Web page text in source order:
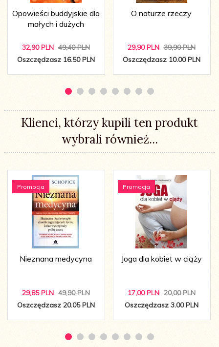
Opowieści buddyjskie dla
małych i dużych
32,90 PLN 49,40 PLN
Oszczędzasz 16.50 PLN
O naturze rzeczy
29,90 PLN 39,90 PLN
Oszczędzasz 10.00 PLN
Klienci, którzy kupili ten produkt
wybrali również...
Promocja
Nieznana medycyna
29,85 PLN 49,90 PLN
Oszczędzasz 20.05 PLN
Promocja
Joga dla kobiet w ciąży
17,00 PLN 20,00 PLN
Oszczędzasz 3.00 PLN